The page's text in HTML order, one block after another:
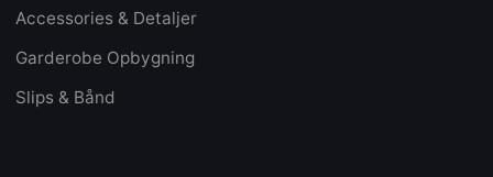
Accessories & Detaljer
Garderobe Opbygning
Slips & Bånd